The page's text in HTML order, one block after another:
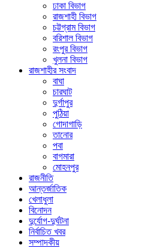
ঢাকা বিভাগ
রাজশাহী বিভাগ
চট্টগ্রাম বিভাগ
বরিশাল বিভাগ
রংপুর বিভাগ
খুলনা বিভাগ
রাজশাহীর সংবাদ
বাঘা
চারঘাট
দুর্গাপুর
পুঠিয়া
গোদাগাড়ি
তানোর
পবা
বাগমারা
মোহনপুর
রাজনীতি
আন্তর্জাতিক
খেলাধুলা
বিনোদন
দুর্যোগ-দুর্ঘটনা
নির্বাচিত খবর
সম্পাদকীয়